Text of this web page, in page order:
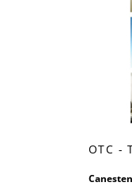
OTC -